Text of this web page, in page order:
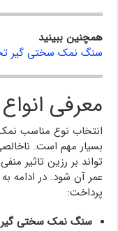
همچنین ببینید
سنگ نمک سختی گیر
معرفی
انتخاب نوع مناسب
بسیار مهم است.
تواند بر رزین تاثیر
عمر آن شود. در ادامه
پرداخت:
سنگ نمک سختی گیر